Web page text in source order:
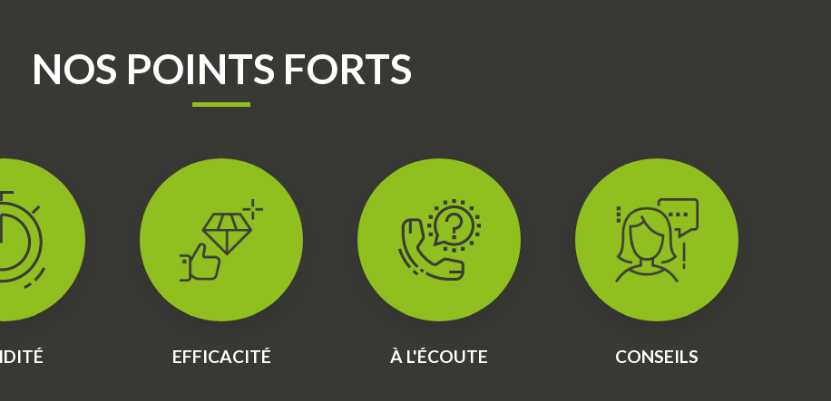
NOS POINTS FORTS
EFFICACITÉ À L'ÉCOUTE CONSEILS